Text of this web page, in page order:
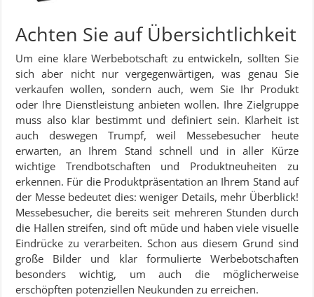
Achten Sie auf Übersichtlichkeit
Um eine klare Werbebotschaft zu entwickeln, sollten Sie
sich aber nicht nur vergegenwärtigen, was genau Sie
verkaufen wollen, sondern auch, wem Sie Ihr Produkt
oder Ihre Dienstleistung anbieten wollen. Ihre Zielgruppe
muss also klar bestimmt und definiert sein. Klarheit ist
auch deswegen Trumpf, weil Messebesucher heute
erwarten, an Ihrem Stand schnell und in aller Kürze
wichtige Trendbotschaften und Produktneuheiten zu
erkennen. Für die Produktpräsentation an Ihrem Stand auf
der Messe bedeutet dies: weniger Details, mehr Überblick!
Messebesucher, die bereits seit mehreren Stunden durch
die Hallen streifen, sind oft müde und haben viele visuelle
Eindrücke zu verarbeiten. Schon aus diesem Grund sind
große Bilder und klar formulierte Werbebotschaften
besonders wichtig, um auch die möglicherweise
erschöpften potenziellen Neukunden zu erreichen.